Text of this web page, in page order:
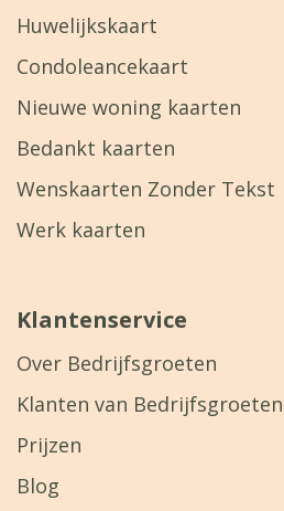
Huwelijkskaart
Condoleancekaart
Nieuwe woning kaarten
Bedankt kaarten
Wenskaarten Zonder Tekst
Werk kaarten
Klantenservice
Over Bedrijfsgroeten
Klanten van Bedrijfsgroeten
Prijzen
Blog